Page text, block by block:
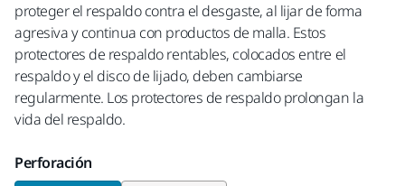
proteger el respaldo contra el desgaste, al lijar de forma
agresiva y continua con productos de malla. Estos
protectores de respaldo rentables, colocados entre el
respaldo y el disco de lijado, deben cambiarse
regularmente. Los protectores de respaldo prolongan la
vida del respaldo.
Perforación